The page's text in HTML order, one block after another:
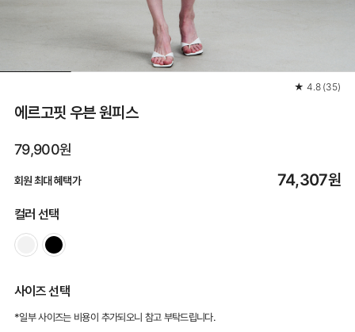
★ 4.8 (35)
에르고핏 우븐 원피스
79,900원
회원 최대 혜택가 74,307원
컬러 선택
사이즈 선택
*일부 사이즈는 비용이 추가되오니 참고 부탁드립니다.